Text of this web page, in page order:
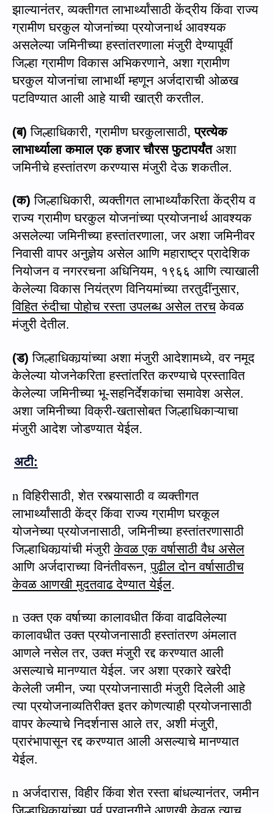
झाल्यानंतर,व्यक्तीगत लाभार्थ्यांसाठी केंद्रीय किंवा राज्य
ग्रामीण घरकुल योजनांच्या प्रयोजनार्थ आवश्यक
असलेल्या जमिनीच्या हस्तांतरणाला मंजुरी देण्यापूर्वी
जिल्हा ग्रामीण विकास अभिकरणाने, अशा ग्रामीण
घरकुल योजनांचा लाभार्थी म्हणून अर्जदाराची ओळख
पटविण्यात आली आहे याची खात्री करतील.
(ब) जिल्हाधिकारी,ग्रामीण घरकुलासाठी,प्रत्येक
लाभार्थ्याला कमाल एक हजार चौरस फुटापर्यंतअशा
जमिनीचे हस्तांतरण करण्यास मंजुरी देऊ शकतील.
(क) जिल्हाधिकारी,व्यक्तीगत लाभार्थ्यांकरिता केंद्रीय व
राज्य ग्रामीण घरकुल योजनांच्या प्रयोजनार्थ आवश्यक
असलेल्या जमिनीच्या हस्तांतरणाला,जर अशा जमिनीवर
निवासी वापर अनुज्ञेय असेल आणि महाराष्ट्र प्रादेशिक
नियोजन व नगररचना अधिनियम, १९६६ आणि त्याखाली
केलेल्या विकास नियंत्रण विनियमांच्या तरतुदींनुसार,
विहित रुंदीचा पोहोच रस्ता उपलब्ध असेल तरचकेवळ
मंजुरी देतील.
(ड) जिल्हाधिकार्‍यांच्या अशा मंजुरी आदेशामध्ये,वर नमूद
केलेल्या योजनेकरिता हस्तांतरित करण्याचे प्रस्तावित
केलेल्या जमिनीच्या भू-सहनिर्देशकांचा समावेश असेल.
अशा जमिनीच्या विक्री-खतासोबत जिल्हाधिकाऱ्याचा
मंजुरी आदेश जोडण्यात येईल.
अटी:
n विहिरीसाठी,शेत रस्त्यासाठी व व्यक्तीगत
लाभार्थ्यांसाठी केंद्र किंवा राज्य ग्रामीण घरकूल
योजनेच्या प्रयोजनासाठी,जमिनीच्या हस्तांतरणासाठी
जिल्हाधिकार्‍यांची मंजुरीकेवळ एक वर्षासाठी वैध असेल
आणि अर्जदाराच्या विनंतीवरून,पुढील दोन वर्षासाठीच
केवळ आणखी मुदतवाढ देण्यात येईल.
n उक्त एक वर्षाच्या कालावधीत किंवा वाढविलेल्या
कालावधीत उक्त प्रयोजनासाठी हस्तांतरण अंमलात
आणले नसेल तर,उक्त मंजुरी रद्द करण्यात आली
असल्याचे मानण्यात येईल. जर अशा प्रकारे खरेदी
केलेली जमीन,ज्या प्रयोजनासाठी मंजुरी दिलेली आहे
त्या प्रयोजनाव्यतिरीक्त इतर कोणत्याही प्रयोजनासाठी
वापर केल्याचे निदर्शनास आले तर, अशी मंजुरी,
प्रारंभापासून रद्द करण्यात आली असल्याचे मानण्यात
येईल.
n अर्जदारास,विहीर किंवा शेत रस्ता बांधल्यानंतर,जमीन